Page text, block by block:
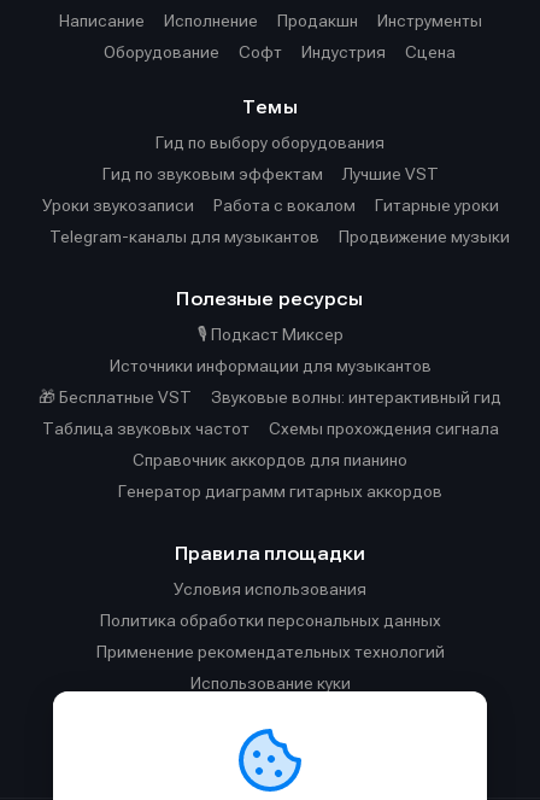
Написание
Исполнение Продакшн
Инструменты
Оборудование
Софт Индустрия Сцена
Темы
Гид по выбору оборудования
Гид по звуковым эффектам
Лучшие VST
Уроки звукозаписи
Работа с вокалом
Гитарные уроки
Telegram-каналы для музыкантов
Продвижение музыки
Полезные ресурсы
🎙️ Подкаст Миксер
Источники информации для музыкантов
🎁 Бесплатные VST
Звуковые волны: интерактивный гид
Таблица звуковых частот
Cхемы прохождения сигнала
Справочник аккордов для пианино
Генератор диаграмм гитарных аккордов
Правила площадки
Условия использования
Политика обработки персональных данных
Применение рекомендательных технологий
Использование куки
Правила общения в Телеграм-чате